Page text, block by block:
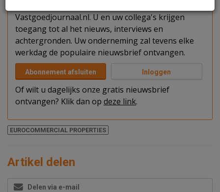
Vastgoedjournaal.nl. U en uw collega's krijgen
toegang tot al het nieuws, interviews en
achtergronden. Uw onderneming zal tevens elke
werkdag de populaire nieuwsbrief ontvangen.
Abonnement afsluiten Inloggen
Of wilt u dagelijks onze gratis nieuwsbrief
ontvangen? Klik dan op deze link.
EUROCOMMERCIAL PROPERTIES
Artikel delen
Delen via e-mail